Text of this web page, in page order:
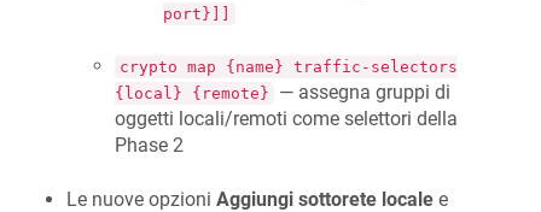
port}]]
crypto map {name} traffic-selectors
{local} {remote}
— assegna gruppi di
oggetti locali/remoti come selettori della
Phase 2
Le nuove opzioni Aggiungi sottorete locale e